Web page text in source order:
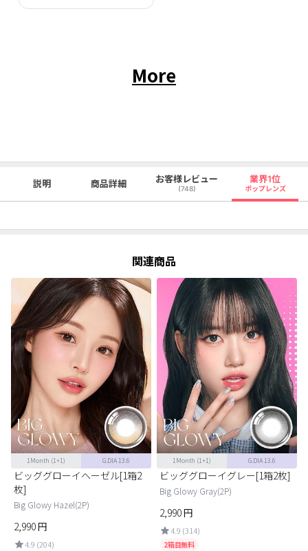
More
説明 商品詳細 お客様レビュー
(748)
業界1位
ポップレンズ
関連商品
1Month (1+1) G.DIA 13.6
ビッググローイヘーゼル[1箱2
枚]
Big Glowy Hazel(2P)
2,990円
4.9 (204)
1Month (1+1) G.DIA 13.6
ビッググローイグレー[1箱2枚]
Big Glowy Gray(2P)
2,990円
4.9 (314)
2箱目無料